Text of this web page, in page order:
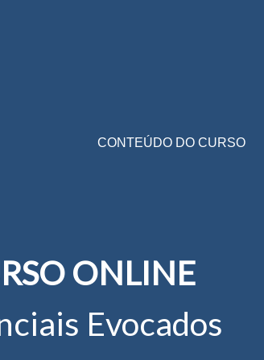
CONTEÚDO DO CURSO
ONLINE
Evocados